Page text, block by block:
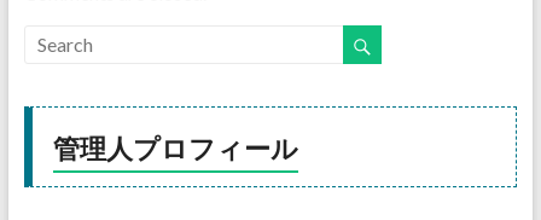
管理人プロフィール